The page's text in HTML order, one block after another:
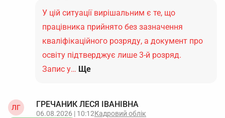
У цій ситуації вирішальним є те, що
працівника прийнято без зазначення
кваліфікаційного розряду, а документ про
освіту підтверджує лише 3-й розряд.
Запис у… Ще
ЛГ ГРЕЧАНИК ЛЕСЯ ІВАНІВНА
06.08.2026 | 10:12Кадровий облік